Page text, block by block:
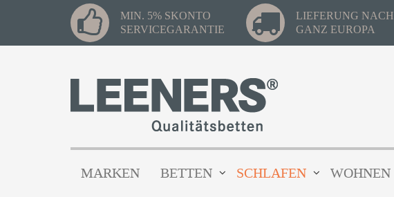
MIN. 5% SKONTO
SERVICEGARANTIE
LIEFERUNG NACH
GANZ EUROPA
MARKEN BETTEN SCHLAFEN WOHNEN